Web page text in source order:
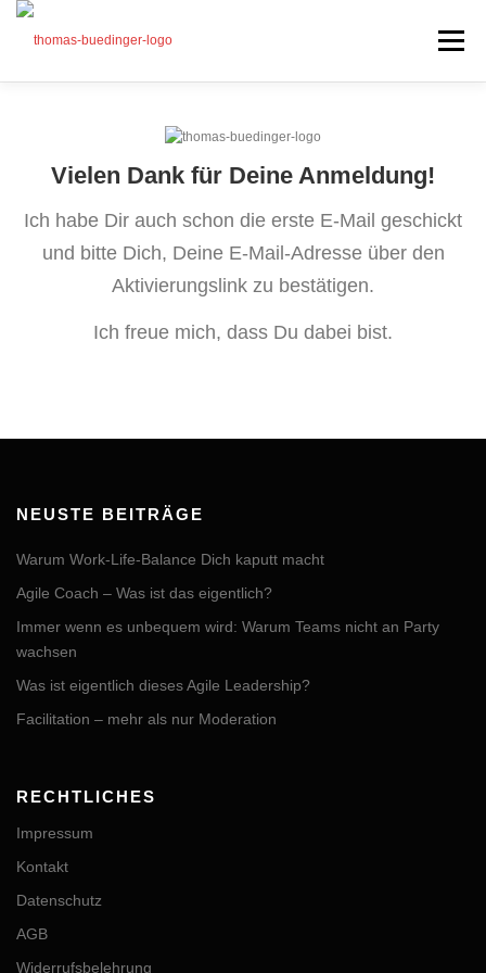
Zum
Menü
Über mich
Vielen Dank für Deine Anmeldung!
Ich habe Dir auch schon die erste E-Mail geschickt
und bitte Dich, Deine E-Mail-Adresse über den
Aktivierungslink zu bestätigen.
Ich freue mich, dass Du dabei bist.
NEUSTE BEITRÄGE
Warum Work-Life-Balance Dich kaputt macht
Agile Coach – Was ist das eigentlich?
Immer wenn es unbequem wird: Warum Teams nicht an Party
wachsen
Was ist eigentlich dieses Agile Leadership?
Facilitation – mehr als nur Moderation
RECHTLICHES
Impressum
Kontakt
Datenschutz
AGB
Widerrufsbelehrung